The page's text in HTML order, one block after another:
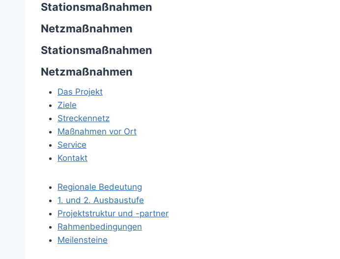
Stationsmaßnahmen
Netzmaßnahmen
Stationsmaßnahmen
Netzmaßnahmen
Das Projekt
Ziele
Streckennetz
Maßnahmen vor Ort
Service
Kontakt
Regionale Bedeutung
1. und 2. Ausbaustufe
Projektstruktur und -partner
Rahmenbedingungen
Meilensteine